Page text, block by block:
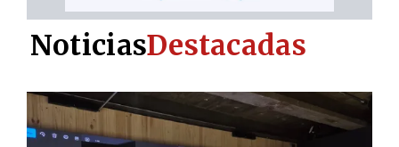
NoticiasDestacadas